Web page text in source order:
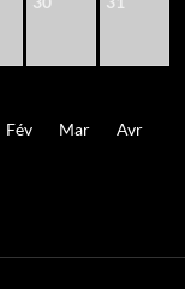
Fév Mar Avr